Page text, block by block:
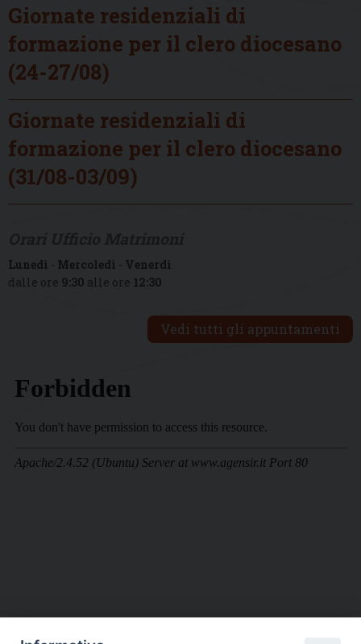
Giornate residenziali di
formazione per il clero diocesano
(24-27/08)
Giornate residenziali di
formazione per il clero diocesano
(31/08-03/09)
Lunedì - Mercoledì - Venerdì
dalle ore 9:30 alle ore 12:30
Vedi tutti gli appuntamenti